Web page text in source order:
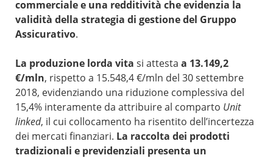
commerciale e una redditività che evidenzia la
validità della strategia di gestione del Gruppo
Assicurativo.
La produzione lorda vita si attesta a 13.149,2
€/mln, rispetto a 15.548,4 €/mln del 30 settembre
2018, evidenziando una riduzione complessiva del
15,4% interamente da attribuire al comparto Unit
linked, il cui collocamento ha risentito dell’incertezza
dei mercati finanziari. La raccolta dei prodotti
tradizionali e previdenziali presenta un